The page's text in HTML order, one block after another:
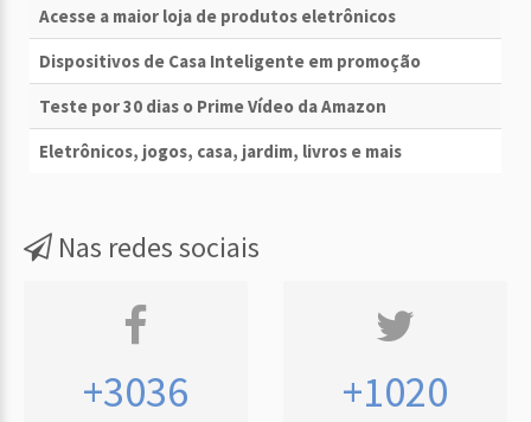
Acesse a maior loja de produtos eletrônicos
Dispositivos de Casa Inteligente em promoção
Teste por 30 dias o Prime Vídeo da Amazon
Eletrônicos, jogos, casa, jardim, livros e mais
Nas redes sociais
+3036 +1020